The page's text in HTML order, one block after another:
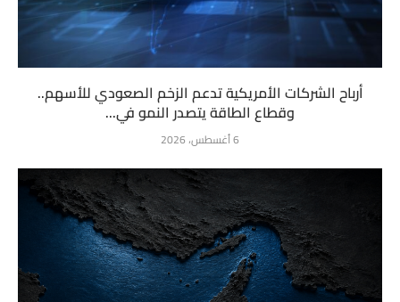
أرباح الشركات الأمريكية تدعم الزخم الصعودي للأسهم..
وقطاع الطاقة يتصدر النمو في...
6 أغسطس، 2026